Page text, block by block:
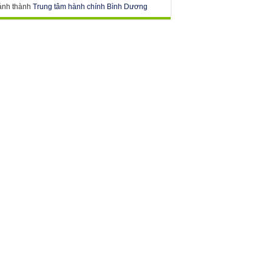
thành Trung tâm hành chính Bình Dương